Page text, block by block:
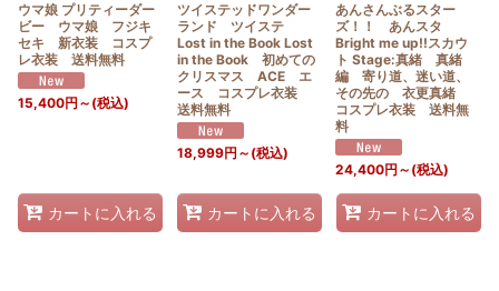
ウマ娘 プリティーダー
ビー ウマ娘 フジキ
セキ 新衣装 コスプ
レ衣装 送料無料
15,400円 ～ (税込)
カートに入れる
ツイステッドワンダー
ランド ツイステ
Lost in the Book Lost
in the Book 初めての
クリスマス ACE エ
ース コスプレ衣装
送料無料
18,999円 ～ (税込)
カートに入れる
あんさんぶるスター
ズ！！ あんスタ
Bright me up!!スカウ
ト Stage:真緒 真緒
編 寄り道、迷い道、
その先の 衣更真緒
コスプレ衣装 送料無
料
24,400円 ～ (税込)
カートに入れる